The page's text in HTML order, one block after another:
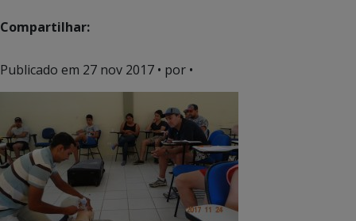
Compartilhar:
Publicado em 27 nov 2017 • por •